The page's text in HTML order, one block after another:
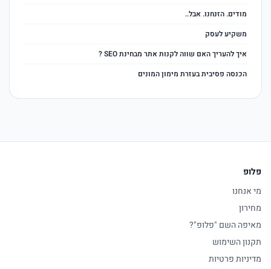
מודים. הזנחנו. אבל..
משקיע לעסק
איך להעריך האם שווה לקנות אתר מבחינת SEO ?
הכנסה פסיבית בעזרת מימון המונים
פלופ
מי אנחנו
מחירון
מאיפה השם "פלופ"?
תקנון השימוש
מדיניות פרטיות